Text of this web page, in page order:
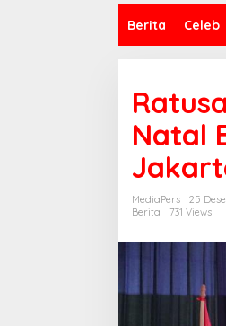
Berita Celeb
Natal
MediaPers
25
Berita
731 Views